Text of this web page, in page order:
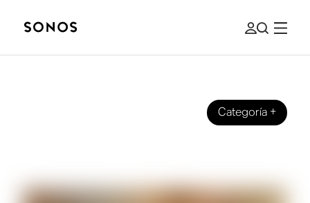
Categoría+